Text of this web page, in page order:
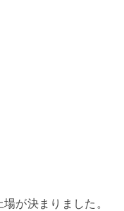
が決まりました。